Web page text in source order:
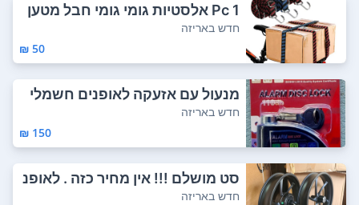
1 Pc אלסטיות גומי גומי חבל מטען
חבל אופנ...
חדש באריזה
50 ₪
מנעול עם אזעקה לאופנים חשמלי
חדש באריזה
150 ₪
סט מושלם !!! אין מחיר כזה . לאופנ
י ביג פ...
חדש באריזה